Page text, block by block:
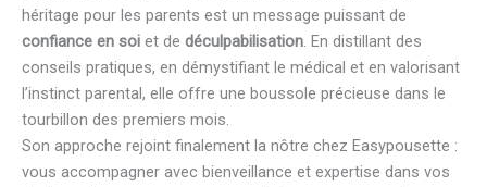
héritage pour les parents est un message puissant de
confiance en soi et de déculpabilisation. En distillant des
conseils pratiques, en démystifiant le médical et en valorisant
l’instinct parental, elle offre une boussole précieuse dans le
tourbillon des premiers mois.
Son approche rejoint finalement la nôtre chez Easypousette :
vous accompagner avec bienveillance et expertise dans vos